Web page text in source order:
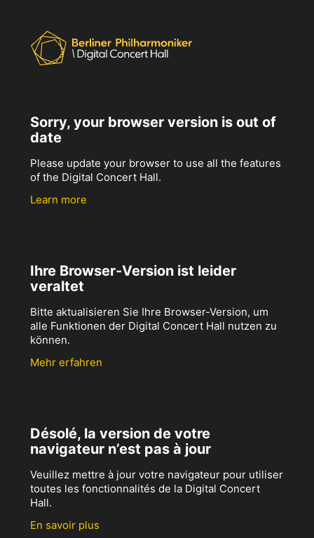
Sorry, your browser version is out of
date
Please update your browser to use all the features
of the Digital Concert Hall.
Learn more
Ihre Browser-Version ist leider
veraltet
Bitte aktualisieren Sie Ihre Browser-Version, um
alle Funktionen der Digital Concert Hall nutzen zu
können.
Mehr erfahren
Désolé, la version de votre
navigateur n’est pas à jour
Veuillez mettre à jour votre navigateur pour utiliser
toutes les fonctionnalités de la Digital Concert
Hall.
En savoir plus